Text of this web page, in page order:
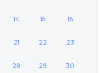
14 15 16
21 22 23
28 29 30